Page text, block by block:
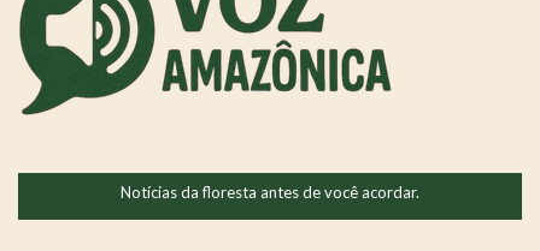
Notícias da floresta antes de você acordar.